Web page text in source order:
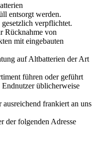
entsorgt werden.
verpflichtet.
Rücknahme von
mit eingebauten
auf Altbatterien der Art
führen oder geführt
üblicherweise
frankiert an uns
der folgenden Adresse